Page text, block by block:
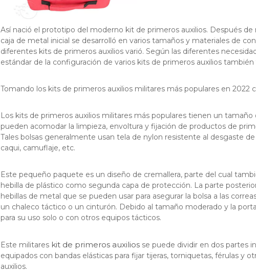
Así nació el prototipo del moderno kit de primeros auxilios. Después de
caja de metal inicial se desarrolló en varios tamaños y materiales de
diferentes kits de primeros auxilios varió. Según las diferentes
estándar de la configuración de varios kits de primeros auxilios también
Tomando los kits de primeros auxilios militares más populares en 2022
Los kits de primeros auxilios militares más populares tienen un
pueden acomodar la limpieza, envoltura y fijación de productos de
Tales bolsas generalmente usan tela de nylon resistente al desgaste
caqui, camuflaje, etc.
Este pequeño paquete es un diseño de cremallera, parte del cual
hebilla de plástico como segunda capa de protección. La parte
hebillas de metal que se pueden usar para asegurar la bolsa a las
un chaleco táctico o un cinturón. Debido al tamaño moderado y la
para su uso solo o con otros equipos tácticos.
Este militares kit de primeros auxilios se puede dividir en dos partes
equipados con bandas elásticas para fijar tijeras, torniquetas, férulas y
auxilios.